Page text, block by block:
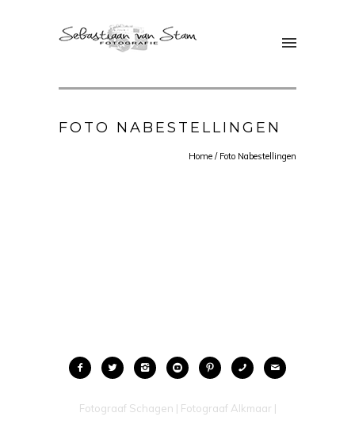
FOTO NABESTELLINGEN
Home / Foto Nabestellingen
Fotograaf Schagen | Fotograaf Alkmaar |